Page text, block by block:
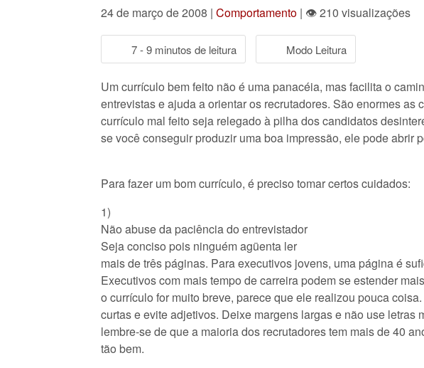
24 de março de 2008 | Comportamento | 👁 210 visualizações
7 - 9 minutos de leitura Modo Leitura
Um currículo bem feito não é uma panacéia, mas facilita o
entrevistas e ajuda a orientar os recrutadores. São enormes as
currículo mal feito seja relegado à pilha dos candidatos
se você conseguir produzir uma boa impressão, ele pode abrir
Para fazer um bom currículo, é preciso tomar certos cuidados:
1)
Não abuse da paciência do entrevistador
Seja conciso pois ninguém agüenta ler
mais de três páginas. Para executivos jovens, uma página é
Executivos com mais tempo de carreira podem se estender
o currículo for muito breve, parece que ele realizou pouca
curtas e evite adjetivos. Deixe margens largas e não use letras
lembre-se de que a maioria dos recrutadores tem mais de 40
tão bem.